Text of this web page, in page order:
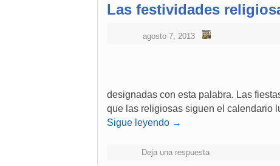
Las festividades
agosto 7, 2013
designadas con esta palabra. Las
que las religiosas siguen el calendario
Sigue leyendo →
Deja una respuesta